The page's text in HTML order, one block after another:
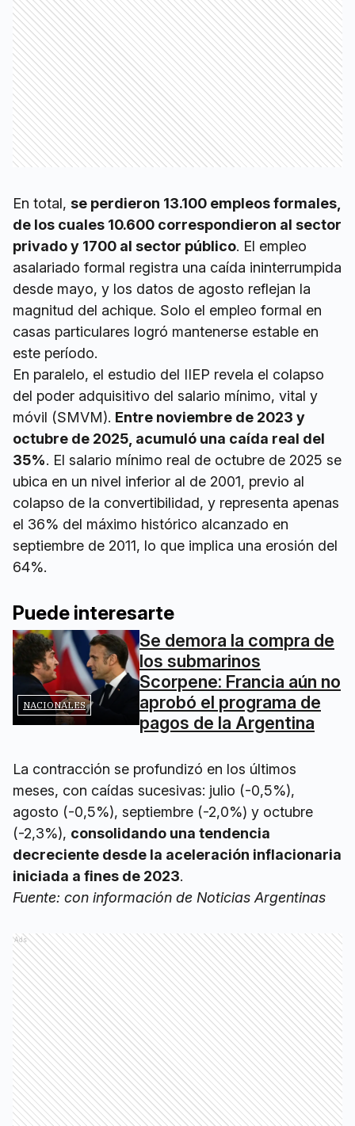
En total, se perdieron 13.100 empleos formales,
de los cuales 10.600 correspondieron al sector
privado y 1700 al sector público. El empleo
asalariado formal registra una caída ininterrumpida
desde mayo, y los datos de agosto reflejan la
magnitud del achique. Solo el empleo formal en
casas particulares logró mantenerse estable en
este período.
En paralelo, el estudio del IIEP revela el colapso
del poder adquisitivo del salario mínimo, vital y
móvil (SMVM). Entre noviembre de 2023 y
octubre de 2025, acumuló una caída real del
35%. El salario mínimo real de octubre de 2025 se
ubica en un nivel inferior al de 2001, previo al
colapso de la convertibilidad, y representa apenas
el 36% del máximo histórico alcanzado en
septiembre de 2011, lo que implica una erosión del
64%.
Puede interesarte
NACIONALES
Se demora la compra de
los submarinos
Scorpene: Francia aún no
aprobó el programa de
pagos de la Argentina
La contracción se profundizó en los últimos
meses, con caídas sucesivas: julio (-0,5%),
agosto (-0,5%), septiembre (-2,0%) y octubre
(-2,3%), consolidando una tendencia
decreciente desde la aceleración inflacionaria
iniciada a fines de 2023.
Fuente: con información de Noticias Argentinas
Ads